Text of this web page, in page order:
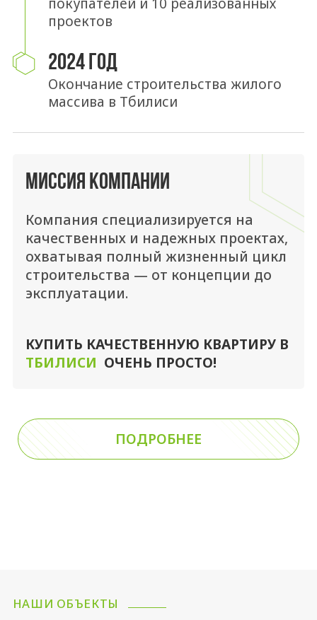
проектов
2024 ГОД
Окончание строительства жилого
массива в Тбилиси
МИССИЯ КОМПАНИИ
Компания специализируется на
качественных и надежных проектах,
охватывая полный жизненный цикл
строительства — от концепции до
эксплуатации.
КУПИТЬ КАЧЕСТВЕННУЮ КВАРТИРУ В
ТБИЛИСИ ОЧЕНЬ ПРОСТО!
ПОДРОБНЕЕ
НАШИ ОБЪЕКТЫ